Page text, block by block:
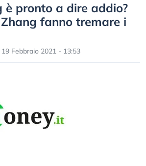
è pronto a dire addio?
fanno tremare i
19 Febbraio 2021 - 13:53